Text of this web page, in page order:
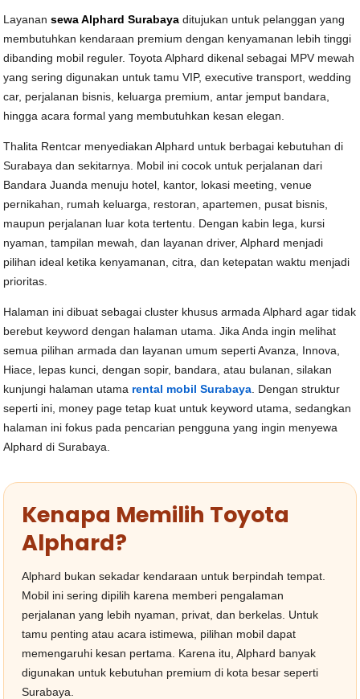
Layanansewa Alphard Surabaya ditujukan untuk pelanggan yang
membutuhkan kendaraan premium dengan kenyamanan lebih tinggi
dibanding mobil reguler. Toyota Alphard dikenal sebagai MPV mewah
yang sering digunakan untuk tamu VIP, executive transport, wedding
car, perjalanan bisnis, keluarga premium, antar jemput bandara,
hingga acara formal yang membutuhkan kesan elegan.
Thalita Rentcar menyediakan Alphard untuk berbagai kebutuhan di
Surabaya dan sekitarnya. Mobil ini cocok untuk perjalanan dari
Bandara Juanda menuju hotel, kantor, lokasi meeting, venue
pernikahan, rumah keluarga, restoran, apartemen, pusat bisnis,
maupun perjalanan luar kota tertentu. Dengan kabin lega, kursi
nyaman, tampilan mewah, dan layanan driver, Alphard menjadi
pilihan ideal ketika kenyamanan, citra, dan ketepatan waktu menjadi
prioritas.
Halaman ini dibuat sebagai cluster khusus armada Alphard agar tidak
berebut keyword dengan halaman utama. Jika Anda ingin melihat
semua pilihan armada dan layanan umum seperti Avanza, Innova,
Hiace, lepas kunci, dengan sopir, bandara, atau bulanan, silakan
kunjungi halaman utama rental mobil Surabaya . Dengan struktur
seperti ini, money page tetap kuat untuk keyword utama, sedangkan
halaman ini fokus pada pencarian pengguna yang ingin menyewa
Alphard di Surabaya.
Kenapa Memilih Toyota
Alphard?
Alphard bukan sekadar kendaraan untuk berpindah tempat.
Mobil ini sering dipilih karena memberi pengalaman
perjalanan yang lebih nyaman, privat, dan berkelas. Untuk
tamu penting atau acara istimewa, pilihan mobil dapat
memengaruhi kesan pertama. Karena itu, Alphard banyak
digunakan untuk kebutuhan premium di kota besar seperti
Surabaya.